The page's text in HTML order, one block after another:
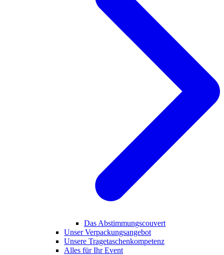
Das Abstimmungscouvert
Unser Verpackungsangebot
Unsere Tragetaschenkompetenz
Alles für Ihr Event